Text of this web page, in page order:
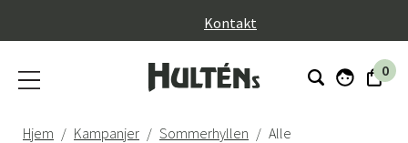
Kontakt
0
Hjem Kampanjer Sommerhyllen Alle